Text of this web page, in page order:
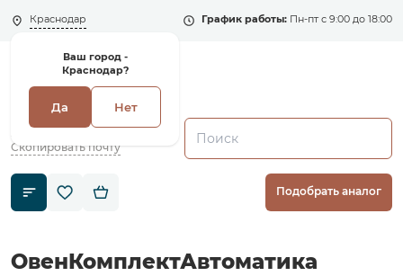
Краснодар
Ваш город -
Краснодар?
Да Нет
График работы: Пн-пт с 9:00 до 18:00
Скопировать почту
Подобрать аналог
ОвенКомплектАвтоматика